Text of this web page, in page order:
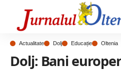
Actualitate Dolj Educație Oltenia
Dolj: Bani